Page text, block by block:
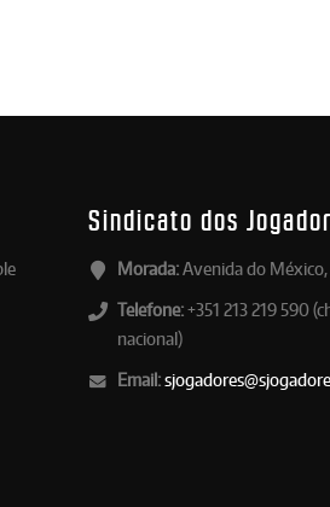
Sindicato dos
Morada:Avenida do
Telefone:+351 213 219 590
nacional)
Email: